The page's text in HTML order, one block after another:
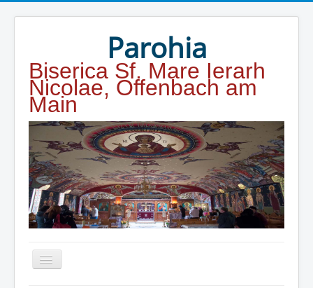
Parohia
Biserica Sf. Mare Ierarh
Nicolae, Offenbach am
Main